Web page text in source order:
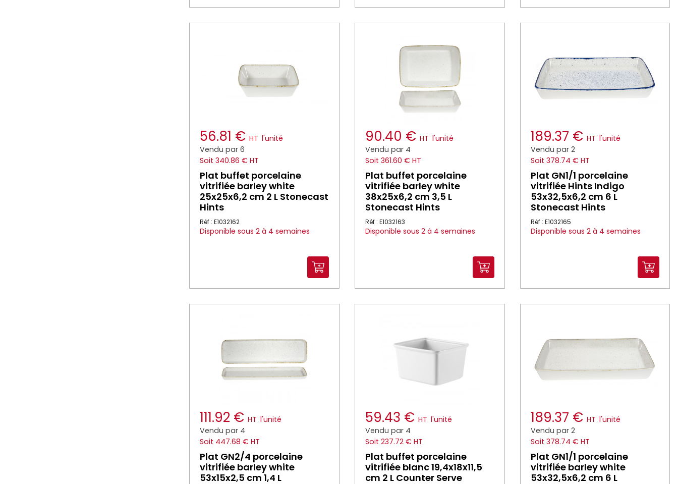
56.81 € HT l'unité
Vendu par 6
Soit 340.86 € HT
Plat buffet porcelaine
vitrifiée barley white
25x25x6,2 cm 2 L Stonecast
Hints
Réf : E1032162
Disponible sous 2 à 4 semaines
90.40 € HT l'unité
Vendu par 4
Soit 361.60 € HT
Plat buffet porcelaine
vitrifiée barley white
38x25x6,2 cm 3,5 L
Stonecast Hints
Réf : E1032163
Disponible sous 2 à 4 semaines
189.37 € HT l'unité
Vendu par 2
Soit 378.74 € HT
Plat GN1/1 porcelaine
vitrifiée Hints Indigo
53x32,5x6,2 cm 6 L
Stonecast Hints
Réf : E1032165
Disponible sous 2 à 4 semaines
111.92 € HT l'unité
Vendu par 4
Soit 447.68 € HT
Plat GN2/4 porcelaine
vitrifiée barley white
53x15x2,5 cm 1,4 L
59.43 € HT l'unité
Vendu par 4
Soit 237.72 € HT
Plat buffet porcelaine
vitrifiée blanc 19,4x18x11,5
cm 2 L Counter Serve
189.37 € HT l'unité
Vendu par 2
Soit 378.74 € HT
Plat GN1/1 porcelaine
vitrifiée barley white
53x32,5x6,2 cm 6 L